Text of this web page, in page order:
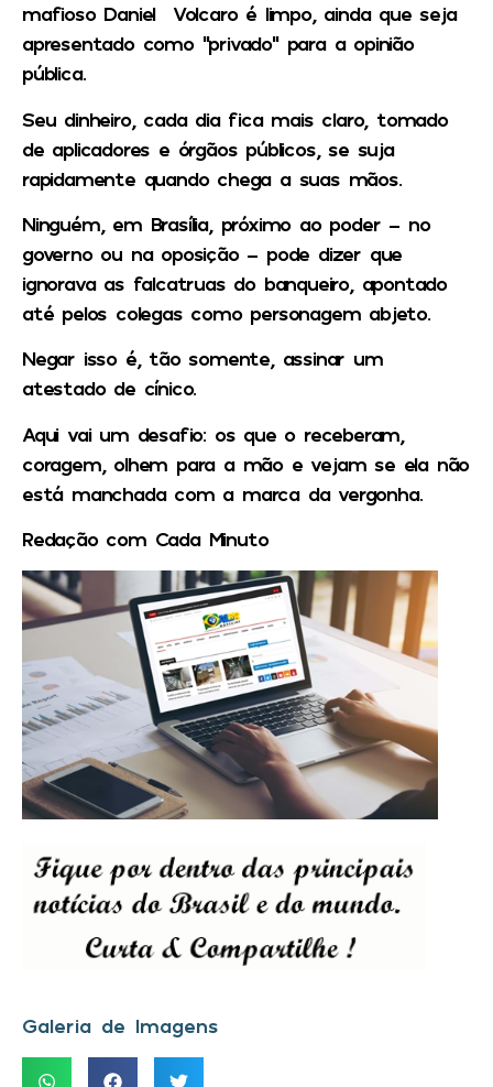
mafioso Daniel Volcaro é limpo, ainda que seja
apresentado como “privado” para a opinião
pública.
Seu dinheiro, cada dia fica mais claro, tomado
de aplicadores e órgãos públicos, se suja
rapidamente quando chega a suas mãos.
Ninguém, em Brasília, próximo ao poder – no
governo ou na oposição – pode dizer que
ignorava as falcatruas do banqueiro, apontado
até pelos colegas como personagem abjeto.
Negar isso é, tão somente, assinar um
atestado de cínico.
Aqui vai um desafio: os que o receberam,
coragem, olhem para a mão e vejam se ela não
está manchada com a marca da vergonha.
Redação com Cada Minuto
Galeria de Imagens